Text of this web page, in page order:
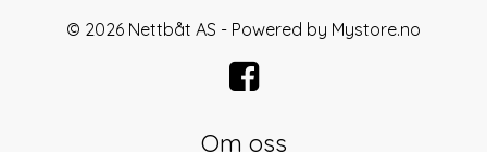
© 2026 Nettbåt AS - Powered by Mystore.no
Om oss